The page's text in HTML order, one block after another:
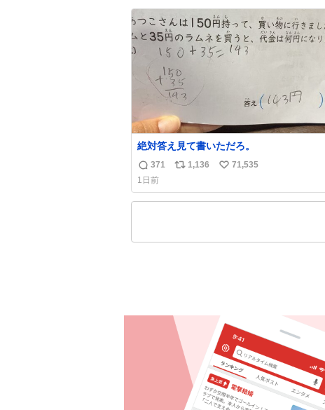
数
ス
ト
数
ね
数
絶対答え見て書いただろ。
返
信
数
371
リ
ス
1,136
い
ね
71,535
1日前